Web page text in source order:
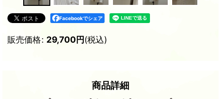
Facebookでシェア
販売価格: 29,700円(税込)
商品詳細